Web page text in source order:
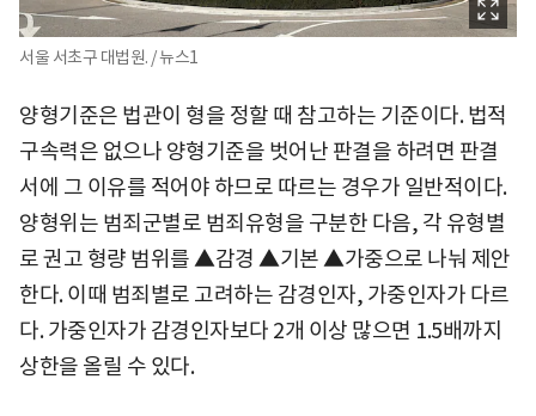
서울 서초구 대법원. / 뉴스1
양형기준은 법관이 형을 정할 때 참고하는 기준이다. 법적
구속력은 없으나 양형기준을 벗어난 판결을 하려면 판결
서에 그 이유를 적어야 하므로 따르는 경우가 일반적이다.
양형위는 범죄군별로 범죄유형을 구분한 다음, 각 유형별
로 권고 형량 범위를 ▲감경 ▲기본 ▲가중으로 나눠 제안
한다. 이때 범죄별로 고려하는 감경인자, 가중인자가 다르
다. 가중인자가 감경인자보다 2개 이상 많으면 1.5배까지
상한을 올릴 수 있다.